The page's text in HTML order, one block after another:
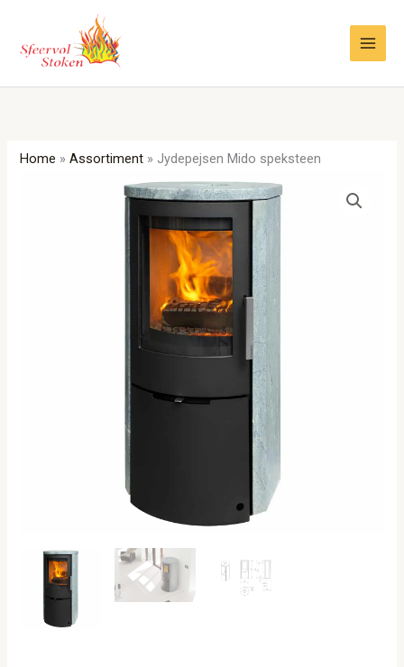
inhoud
Home »Assortiment » Jydepejsen Mido speksteen